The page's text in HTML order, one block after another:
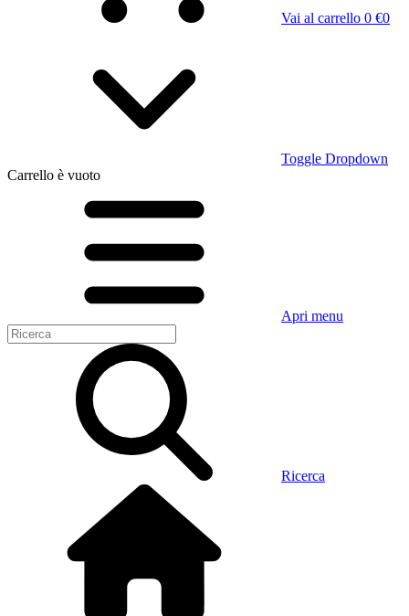
Vai al carrello 0 €0
Toggle Dropdown
Carrello è vuoto
Apri menu
Ricerca